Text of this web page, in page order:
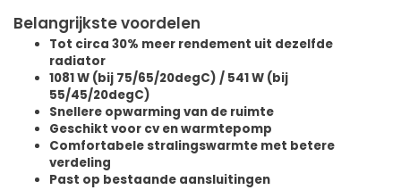
Belangrijkste voordelen
Tot circa 30% meer rendement uit dezelfde
radiator
1081 W (bij 75/65/20degC) / 541 W (bij
55/45/20degC)
Snellere opwarming van de ruimte
Geschikt voor cv en warmtepomp
Comfortabele stralingswarmte met betere
verdeling
Past op bestaande aansluitingen